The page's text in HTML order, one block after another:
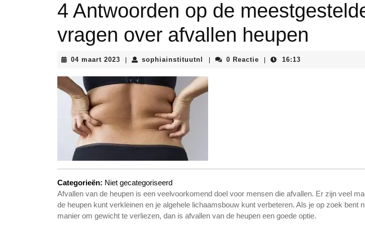
4 Antwoorden op de
vragen over afvallen heupen
04 maart 2023 04
2023
sophiainstituutnl sophiainstituutnl
0 Reactie 16:13
Categorieën: Niet gecategoriseerd
Afvallen van de heupen is een veelvoorkomend doel voor mensen die afvallen. Er zijn veel
de heupen kunt verkleinen en je algehele lichaamsbouw kunt verbeteren. Als je op zoek bent
manier om gewicht te verliezen, dan is afvallen van de heupen een goede optie.